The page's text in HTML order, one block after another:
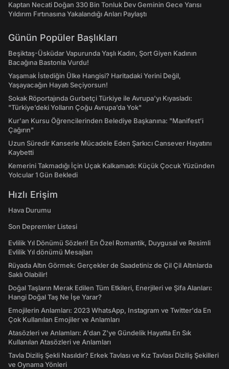
Kaptan Necati Doğan 330 Bin Tonluk Dev Geminin Gece Yarısı
Yıldırım Fırtınasına Yakalandığı Anları Paylaştı
Günün Popüler Başlıkları
Beşiktaş-Üsküdar Vapurunda Yaşlı Kadın, Şort Giyen Kadının
Bacağına Bastonla Vurdu!
Yaşamak İstediğin Ülke Hangisi? Haritadaki Yerini Değil,
Yaşayacağın Hayatı Seçiyorsun!
Sokak Röportajında Gurbetçi Türkiye ile Avrupa'yı Kıyasladı:
"Türkiye’deki Yolların Çoğu Avrupa’da Yok"
Kur'an Kursu Öğrencilerinden Belediye Başkanına: "Manifest’i
Çağırın"
Uzun Süredir Kanserle Mücadele Eden Şarkıcı Cansever Hayatını
Kaybetti
Kemerini Takmadığı İçin Uçak Kalkamadı: Küçük Çocuk Yüzünden
Yolcular 1 Gün Bekledi
Hızlı Erişim
Hava Durumu
Son Depremler Listesi
Evlilik Yıl Dönümü Sözleri! En Özel Romantik, Duygusal ve Resimli
Evlilik Yıl dönümü Mesajları
Rüyada Altın Görmek: Gerçekler de Saadetiniz de Çil Çil Altınlarda
Saklı Olabilir!
Doğal Taşların Merak Edilen Tüm Etkileri, Enerjileri ve Şifa Alanları:
Hangi Doğal Taş Ne İşe Yarar?
Emojilerin Anlamları: 2023 WhatsApp, Instagram ve Twitter'da En
Çok Kullanılan Emojiler ve Anlamları
Atasözleri ve Anlamları: A'dan Z'ye Gündelik Hayatta En Sık
Kullanılan Atasözleri ve Anlamları
Tavla Diziliş Şekli Nasıldır? Erkek Tavlası ve Kız Tavlası Diziliş Şekilleri
ve Oynama Yönleri